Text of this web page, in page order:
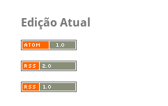
Edição Atual